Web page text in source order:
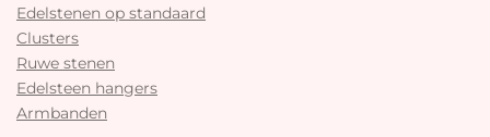
Edelstenen op standaard
Clusters
Ruwe stenen
Edelsteen hangers
Armbanden